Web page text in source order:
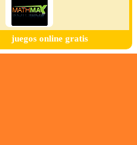
juegos online gratis